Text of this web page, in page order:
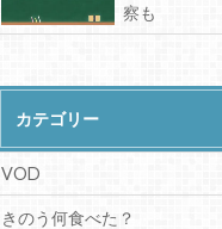
察も
カテゴリー
VOD
きのう何食べた？